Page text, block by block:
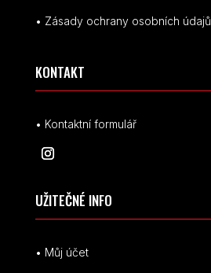
• Zásady ochrany osobních údajů
KONTAKT
• Kontaktní formulář
UŽITEČNÉ INFO
• Můj účet